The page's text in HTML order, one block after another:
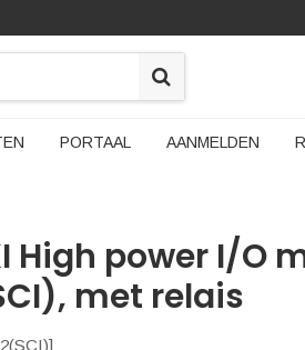
PORTAAL AANMELDEN
High power I/O
met relais
]